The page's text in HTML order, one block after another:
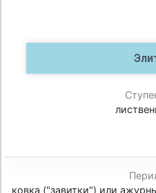
ковка ("завитки") или